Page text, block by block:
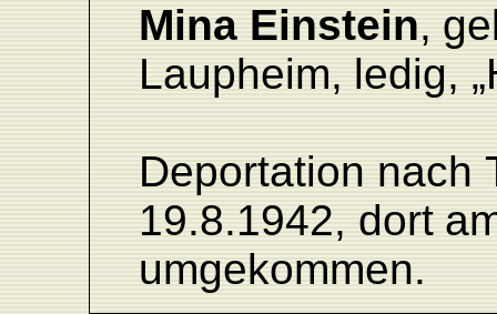
Mina Einstein,
Laupheim, ledig,
Deportation nach
19.8.1942, dort
umgekommen.